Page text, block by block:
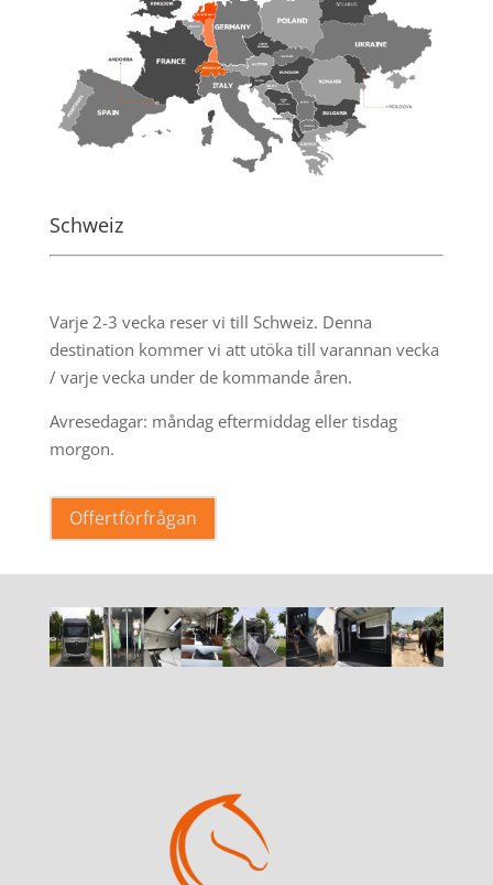
Schweiz
Varje 2-3 vecka reser vi till Schweiz. Denna
destination kommer vi att utöka till varannan vecka
/ varje vecka under de kommande åren.
Avresedagar: måndag eftermiddag eller tisdag
morgon.
Offertförfrågan